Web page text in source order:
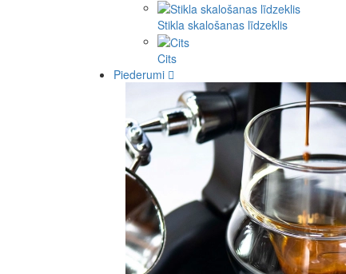
Stikla skalošanas līdzeklis
Cits
Piederumi